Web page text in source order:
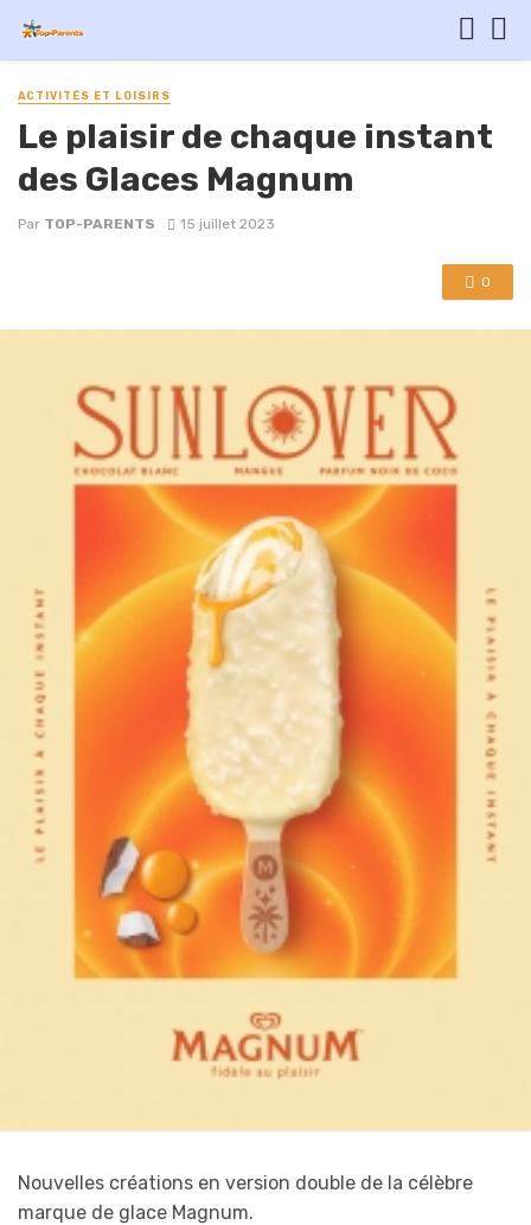
ACTIVITÉS ET LOISIRS
Le plaisir de chaque instant
des Glaces Magnum
Par TOP-PARENTS 15 juillet 2023
0
Nouvelles créations en version double de la célèbre
marque de glace Magnum.